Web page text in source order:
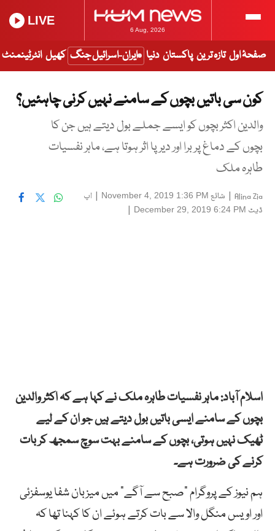
6 Aug, 2026
LIVE
صفحۂ اول تازہ ترین پاکستان دنیا ایران-اسرائیل جنگ کھیل انٹرٹینمنٹ
کون سی باتیں بچوں کے سامنے نہیں کرنی چاہئیں؟
والدین اکثر بچوں کو ایسے جملے بول دیتے ہیں جن کا
بچوں کے دماغ پر برا اور دیرپا اثر ہوتا ہے، ماہر نفسیات
طاہرہ ملک
Alina Zia
| شائع November 4, 2019 1:36 PM
| اپ
ڈیٹ December 29, 2019 6:24 PM
|
اسلام آباد: ماہر نفسیات طاہرہ ملک نے کہا ہے کہ اکثر والدین
بچوں کے سامنے ایسی باتیں بول دیتے ہیں جو ان کے لیے
ٹھیک نہیں ہوتی، بچوں کے سامنے بہت سوچ سمجھ کر بات
کرنے کی ضرورت ہے۔
ہم نیوز کے پروگرام “صبح سے آگے” میں میزبان شفا یوسفزئی
اور اویس منگل والا سے بات کرتے ہوئے ان کا کہنا تھا کہ